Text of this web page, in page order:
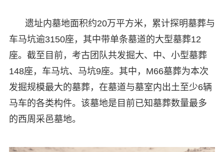
遗址内墓地面积约20万平方米，累计探明墓葬与
车马坑逾3150座，其中带单条墓道的大型墓葬12
座。截至目前，考古团队共发掘大、中、小型墓葬
148座，车马坑、马坑9座。其中，M66墓葬为本次
发掘规模最大的墓葬，在墓道与墓室内出土至少6辆
马车的各类构件。该墓地是目前已知墓葬数量最多
的西周采邑墓地。